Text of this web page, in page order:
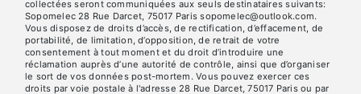
collectées seront communiquées aux seuls destinataires suivants:
Sopomelec 28 Rue Darcet, 75017 Paris sopomelec@outlook.com.
Vous disposez de droits d’accès, de rectification, d’effacement, de
portabilité, de limitation, d’opposition, de retrait de votre
consentement à tout moment et du droit d’introduire une
réclamation auprès d’une autorité de contrôle, ainsi que d’organiser
le sort de vos données post-mortem. Vous pouvez exercer ces
droits par voie postale à l'adresse 28 Rue Darcet, 75017 Paris ou par